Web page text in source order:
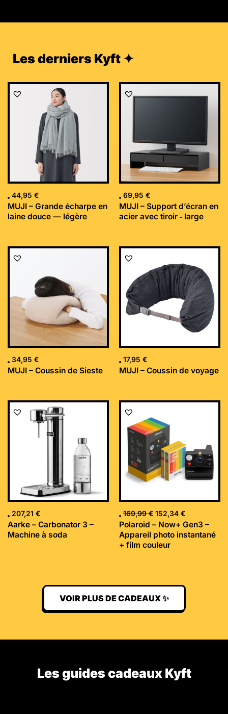
Les derniers Kyft ✦
44,95 €
MUJI – Grande écharpe en
laine douce — légère
69,95 €
MUJI – Support d’écran en
acier avec tiroir ‐ large
34,95 €
MUJI – Coussin de Sieste
17,95 €
MUJI – Coussin de voyage
207,21 €
Aarke – Carbonator 3 –
Machine à soda
169,99€
Le
initial
était :
169,99 €.
152,34 €
Le
Polaroid – Now+ Gen3 –
Appareil photo instantané
+ film couleur
VOIR PLUS DE CADEAUX ✨
Les guides cadeaux Kyft​